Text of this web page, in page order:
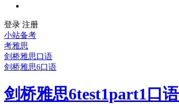
登录 注册
小站备考
考雅思
剑桥雅思口语
剑桥雅思6口语
剑桥雅思6test1part1口